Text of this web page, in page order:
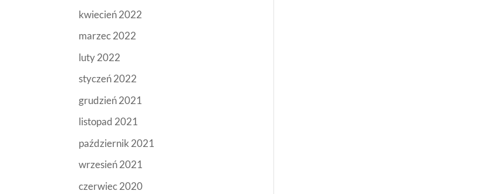
kwiecień 2022
marzec 2022
luty 2022
styczeń 2022
grudzień 2021
listopad 2021
październik 2021
wrzesień 2021
czerwiec 2020